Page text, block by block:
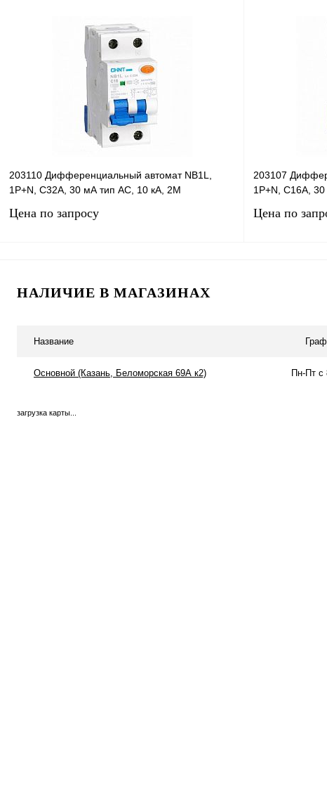
Запросить цену
Сравнение
наличии
203110 Дифференциальный автомат NB1L,
1P+N, C32А, 30 мА тип AC, 10 кА, 2М
Цена по запросу
203107
1P+N, C16А,
Цена по
НАЛИЧИЕ В МАГАЗИНАХ
Название
Основной (Казань, Беломорская 69А к2) Пн-Пт с
загрузка карты...